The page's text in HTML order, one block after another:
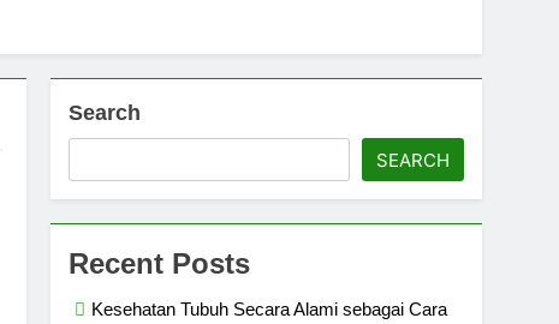
Search
SEARCH
Recent Posts
Kesehatan Tubuh Secara Alami sebagai Cara